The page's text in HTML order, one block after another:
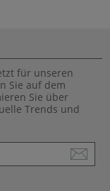
für unseren
Sie auf dem
Sie über
Trends und